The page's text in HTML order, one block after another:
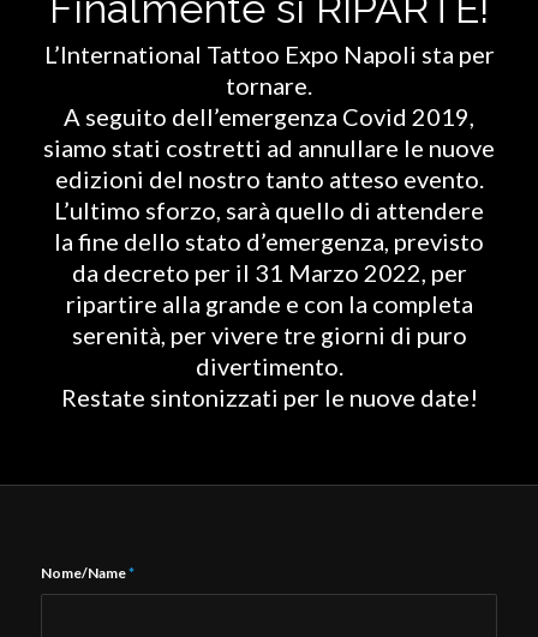
L’International Tattoo Expo Napoli sta per
tornare.
A seguito dell’emergenza Covid 2019,
siamo stati costretti ad annullare le nuove
edizioni del nostro tanto atteso evento.
L’ultimo sforzo, sarà quello di attendere
la fine dello stato d’emergenza, previsto
da decreto per il 31 Marzo 2022, per
ripartire alla grande e con la completa
serenità, per vivere tre giorni di puro
divertimento.
Restate sintonizzati per le nuove date!
Nome/Name*